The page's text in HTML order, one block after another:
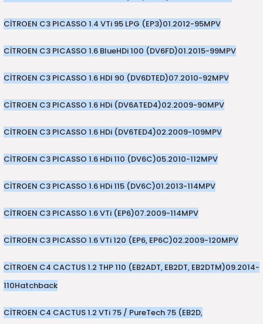
CİTROEN C3 PICASSO 1.4 VTi 95 LPG (EP3)01.2012-95MPV
CİTROEN C3 PICASSO 1.6 BlueHDi 100 (DV6FD)01.2015-99MPV
CİTROEN C3 PICASSO 1.6 HDI 90 (DV6DTED)07.2010-92MPV
CİTROEN C3 PICASSO 1.6 HDi (DV6ATED4)02.2009-90MPV
CİTROEN C3 PICASSO 1.6 HDi (DV6TED4)02.2009-109MPV
CİTROEN C3 PICASSO 1.6 HDi 110 (DV6C)05.2010-112MPV
CİTROEN C3 PICASSO 1.6 HDi 115 (DV6C)01.2013-114MPV
CİTROEN C3 PICASSO 1.6 VTi (EP6)07.2009-114MPV
CİTROEN C3 PICASSO 1.6 VTi 120 (EP6, EP6C)02.2009-120MPV
CİTROEN C4 CACTUS 1.2 THP 110 (EB2ADT, EB2DT, EB2DTM)09.2014-
110Hatchback
CİTROEN C4 CACTUS 1.2 VTi 75 / PureTech 75 (EB2D,